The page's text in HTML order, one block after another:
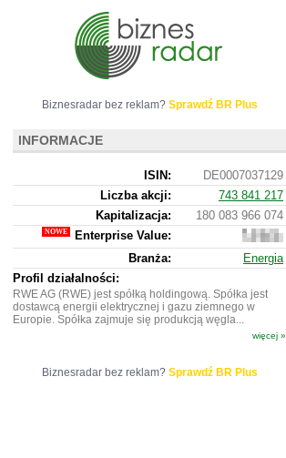
Biznesradar bez reklam? Sprawdź BR Plus
INFORMACJE
ISIN:
DE0007037129
Liczba akcji:
743 841 217
Kapitalizacja:
180 083 966 074
Enterprise Value:
881
953
Branża:
Energia
Profil działalności:
RWE AG (RWE) jest spółką holdingową. Spółka jest
dostawcą energii elektrycznej i gazu ziemnego w
Europie. Spółka zajmuje się produkcją węgla...
więcej »
Biznesradar bez reklam? Sprawdź BR Plus